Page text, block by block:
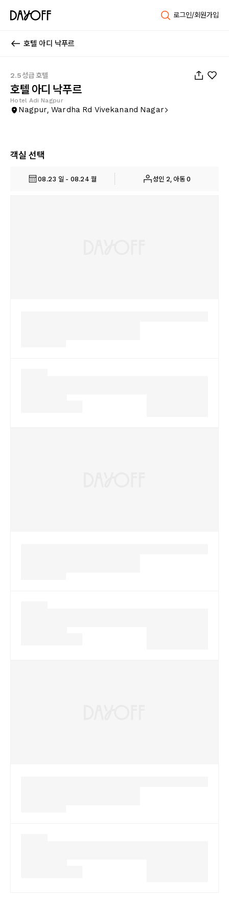
로그인/회원가입
호텔 아디 낙푸르
2.5성급 호텔
호텔 아디 낙푸르
Hotel Adi Nagpur
Nagpur, Wardha Rd Vivekanand Nagar
객실 선택
08.23 일 - 08.24 월 성인 2, 아동 0